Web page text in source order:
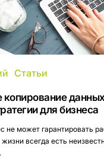
Статьи
копирование
для бизнеса
не может гарантировать
всегда есть